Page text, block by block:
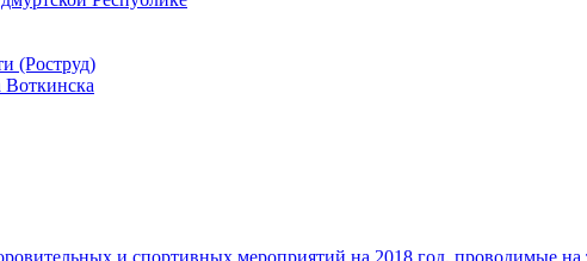
(Роструд)
Воткинска
и спортивных мероприятий на 2018 год, проводимые